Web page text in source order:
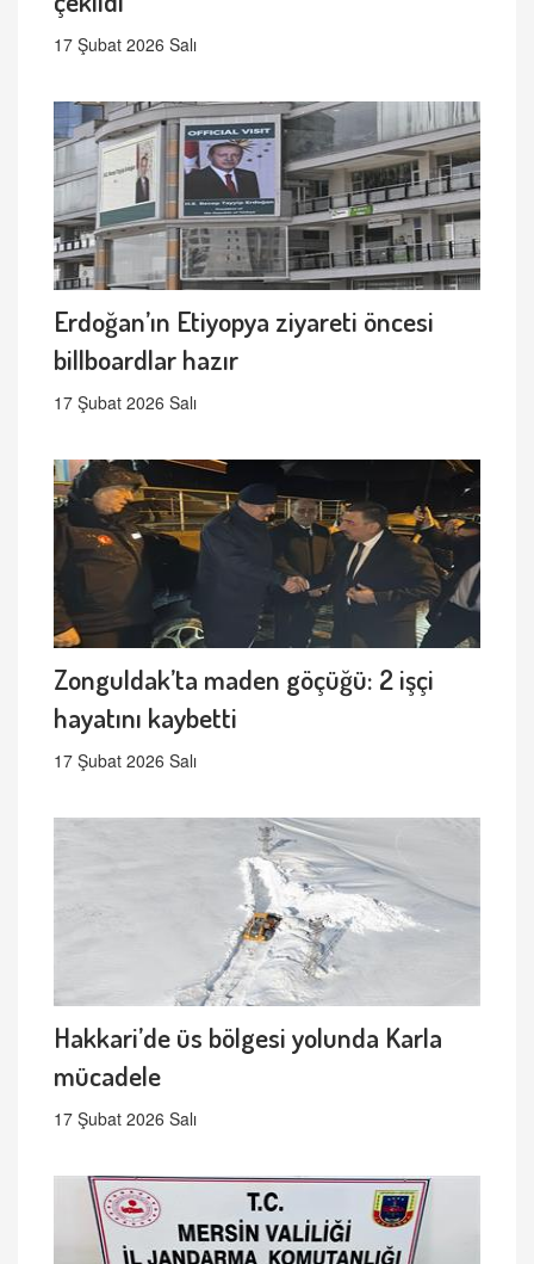
17 Şubat 2026 Salı
Erdoğan’ın Etiyopya ziyareti öncesi
billboardlar hazır
17 Şubat 2026 Salı
Zonguldak’ta maden göçüğü: 2 işçi
hayatını kaybetti
17 Şubat 2026 Salı
Hakkari’de üs bölgesi yolunda Karla
mücadele
17 Şubat 2026 Salı